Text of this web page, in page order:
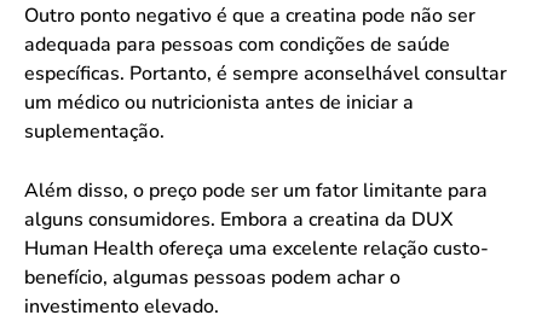
Outro ponto negativo é que a creatina pode não ser
adequada para pessoas com condições de saúde
específicas. Portanto, é sempre aconselhável consultar
um médico ou nutricionista antes de iniciar a
suplementação.
Além disso, o preço pode ser um fator limitante para
alguns consumidores. Embora a creatina da DUX
Human Health ofereça uma excelente relação custo-
benefício, algumas pessoas podem achar o
investimento elevado.